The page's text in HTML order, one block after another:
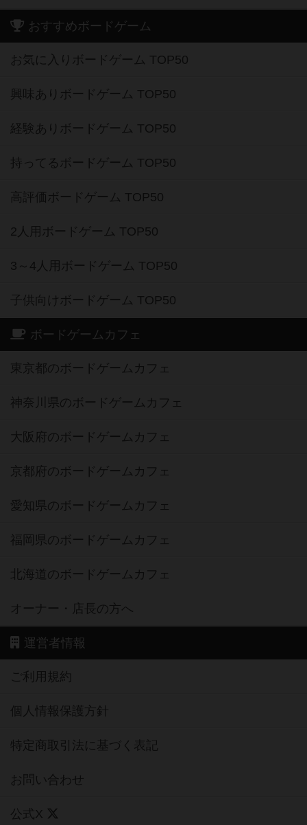
おすすめボードゲーム
お気に入りボードゲーム TOP50
興味ありボードゲーム TOP50
経験ありボードゲーム TOP50
持ってるボードゲーム TOP50
高評価ボードゲーム TOP50
2人用ボードゲーム TOP50
3～4人用ボードゲーム TOP50
子供向けボードゲーム TOP50
ボードゲームカフェ
東京都のボードゲームカフェ
神奈川県のボードゲームカフェ
大阪府のボードゲームカフェ
京都府のボードゲームカフェ
愛知県のボードゲームカフェ
福岡県のボードゲームカフェ
北海道のボードゲームカフェ
オーナー・店長の方へ
運営者情報
ご利用規約
個人情報保護方針
特定商取引法に基づく表記
お問い合わせ
公式X